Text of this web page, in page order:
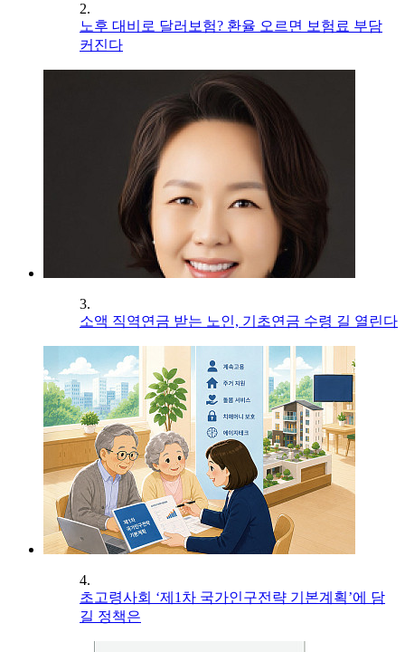
2.
노후 대비로 달러보험? 환율 오르면 보험료 부담
커진다
3.
소액 직역연금 받는 노인, 기초연금 수령 길 열린다
4.
초고령사회 ‘제1차 국가인구전략 기본계획’에 담
길 정책은